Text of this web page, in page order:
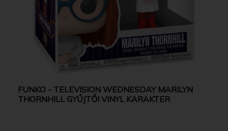
FUNKO - TELEVISION WEDNESDAY MARILYN
THORNHILL GYŰJTŐI VINYL KARAKTER